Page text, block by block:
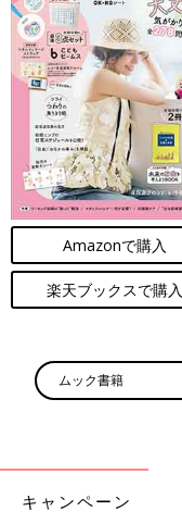
Amazonで購入
楽天ブックスで購入
ムック書籍
キャンペーン